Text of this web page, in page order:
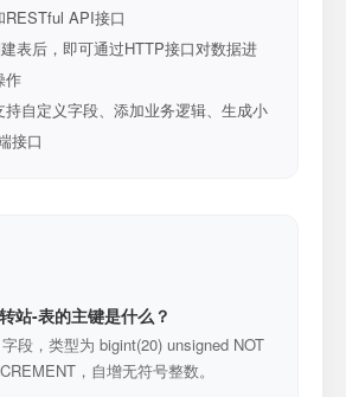
RESTful API接口
表后，即可通过HTTP接口对数据进
作
持自定义字段、添加业务逻辑、生成小
接口
站-表的主键是什么？
字段，类型为 bigint(20) unsigned NOT
，自增无符号整数。